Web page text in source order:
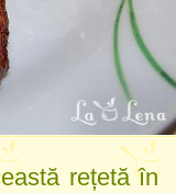
rețetă în